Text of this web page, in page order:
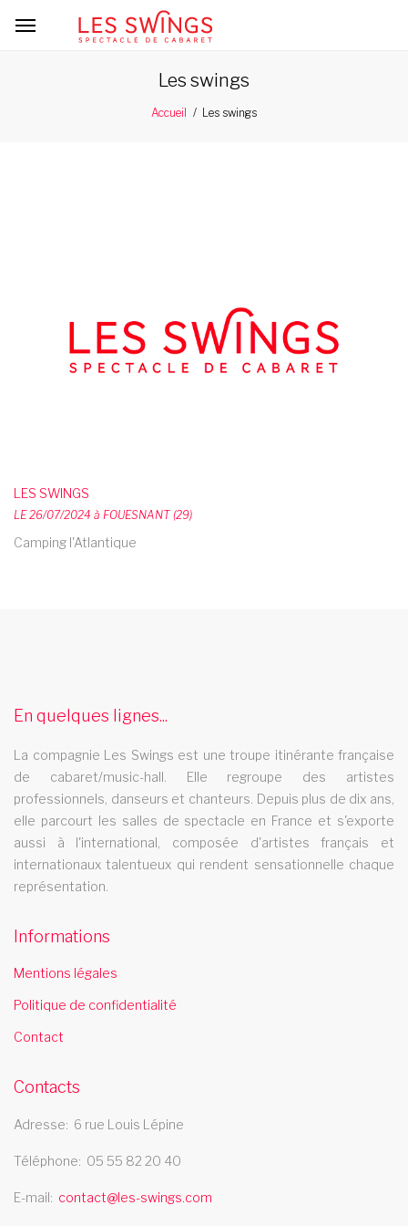
Les swings
Accueil Les swings
LES SWINGS
LE 26/07/2024 à FOUESNANT (29)
Camping l'Atlantique
2015 sur M6 L equipe de Jean Charles Gloria, pour Tony Comiti
Swings pendant 1 semaine lors de la tournee ete
cabaret 01
Le cabaret Les Swings se deplace dans le departement 01
revue music hall limousin
La revue music hall Les Swings se deplace dans la rÃ©gion
revue cabaret provence alpe cotes d azur
La revue cabaret Les Swings se deplace dans la region
cabaret bordeaux
cabaret dordogne
Le cabaret Les Swings se deplace dans le departement
cabaret 19
En quelques lignes...
La compagnie Les Swings est une troupe itinérante française
de cabaret/music-hall. Elle regroupe des artistes
professionnels, danseurs et chanteurs. Depuis plus de dix ans,
elle parcourt les salles de spectacle en France et s'exporte
aussi à l'international, composée d'artistes français et
internationaux talentueux qui rendent sensationnelle chaque
représentation.
Informations
Mentions légales
Politique de confidentialité
Contact
Contacts
Adresse 6 rue Louis Lépine
Téléphone 05 55 82 20 40
E-mail contact@les-swings.com